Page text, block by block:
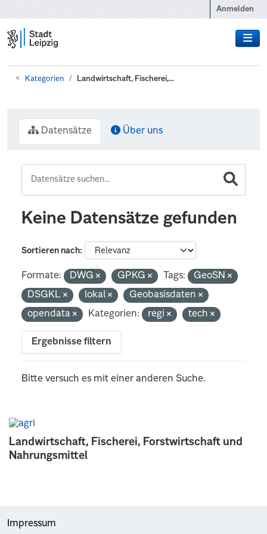
Anmelden
Kategorien Landwirtschaft, Fischerei,...
Landwirtschaft, Fischerei, Forstwirtschaft und
Nahrungsmittel
Datensätze Über uns
Keine Datensätze gefunden
Sortieren nach
Formate: DWG GPKG Tags:
GeoSN
DSGKL
lokal
Geobasisdaten
opendata
Kategorien: regi tech
Ergebnisse filtern
Bitte versuch es mit einer anderen Suche.
Impressum